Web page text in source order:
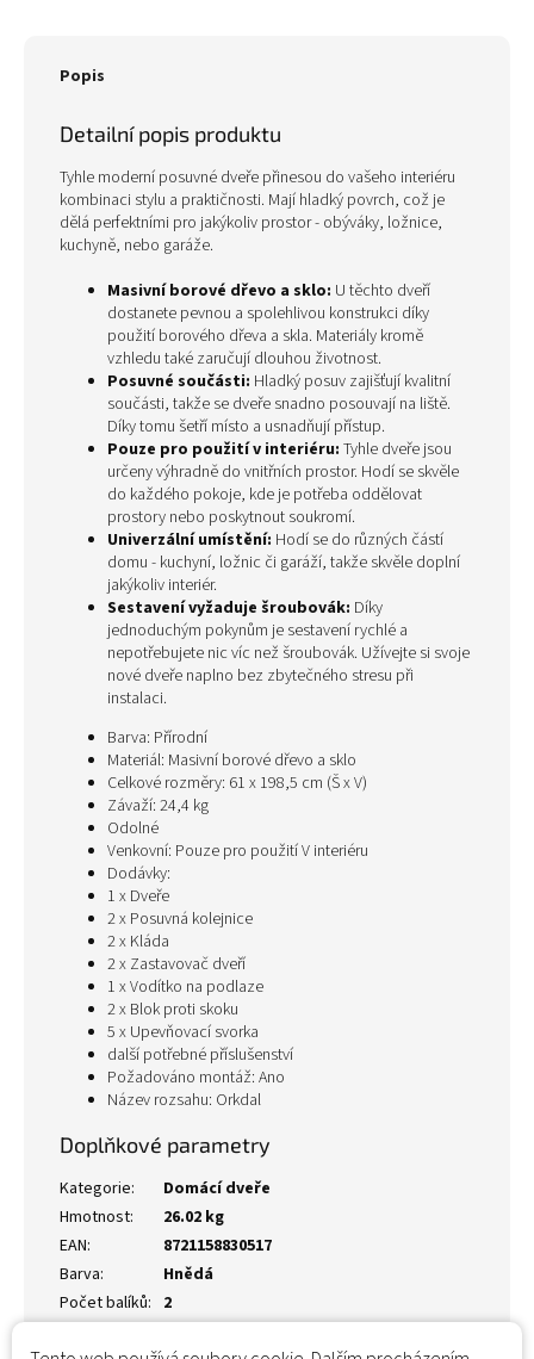
Popis
Detailní popis produktu
Tyhle moderní posuvné dveře přinesou do vašeho interiéru
kombinaci stylu a praktičnosti. Mají hladký povrch, což je
dělá perfektními pro jakýkoliv prostor - obýváky, ložnice,
kuchyně, nebo garáže.
Masivní borové dřevo a sklo: U těchto dveří
dostanete pevnou a spolehlivou konstrukci díky
použití borového dřeva a skla. Materiály kromě
vzhledu také zaručují dlouhou životnost.
Posuvné součásti: Hladký posuv zajišťují kvalitní
součásti, takže se dveře snadno posouvají na liště.
Díky tomu šetří místo a usnadňují přístup.
Pouze pro použití v interiéru: Tyhle dveře jsou
určeny výhradně do vnitřních prostor. Hodí se skvěle
do každého pokoje, kde je potřeba oddělovat
prostory nebo poskytnout soukromí.
Univerzální umístění: Hodí se do různých částí
domu - kuchyní, ložnic či garáží, takže skvěle doplní
jakýkoliv interiér.
Sestavení vyžaduje šroubovák: Díky
jednoduchým pokynům je sestavení rychlé a
nepotřebujete nic víc než šroubovák. Užívejte si svoje
nové dveře naplno bez zbytečného stresu při
instalaci.
Barva: Přírodní
Materiál: Masivní borové dřevo a sklo
Celkové rozměry: 61 x 198,5 cm (Š x V)
Závaží: 24,4 kg
Odolné
Venkovní: Pouze pro použití V interiéru
Dodávky:
1 x Dveře
2 x Posuvná kolejnice
2 x Kláda
2 x Zastavovač dveří
1 x Vodítko na podlaze
2 x Blok proti skoku
5 x Upevňovací svorka
další potřebné příslušenství
Požadováno montáž: Ano
Název rozsahu: Orkdal
Doplňkové parametry
Kategorie:
Domácí dveře
Hmotnost:
26.02 kg
EAN:
8721158830517
Barva:
Hnědá
Počet balíků: 2